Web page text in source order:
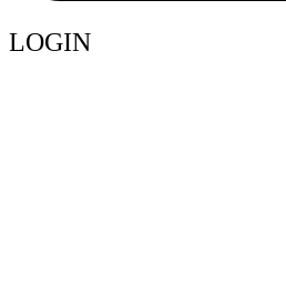
LOGIN